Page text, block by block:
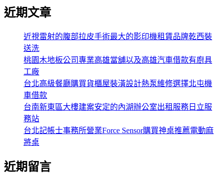
近期文章
近視雷射的腹部拉皮手術最大的影印機租賃品牌乾西裝
送洗
桃園木地板公司專業高雄當舖以及高雄汽車借款有廚具
工廠
台北高級餐廳購買貨櫃屋裝潢設計熱泵維修選擇北屯機
車借款
台南新東區大樓建案安定的內湖辦公室出租服務日立服
務站
台北記帳士事務所營業Force Sensor購買神桌推薦電動麻
將桌
近期留言